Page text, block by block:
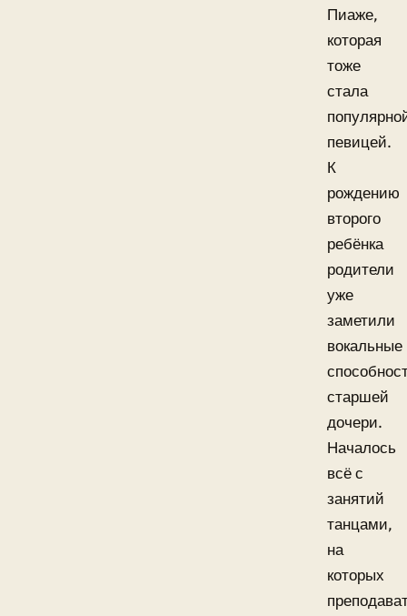
Пиаже,
которая
тоже
стала
певицей.
К
рождению
второго
ребёнка
родители
уже
заметили
вокальные
старшей
дочери.
Началось
всё с
занятий
танцами,
на
которых